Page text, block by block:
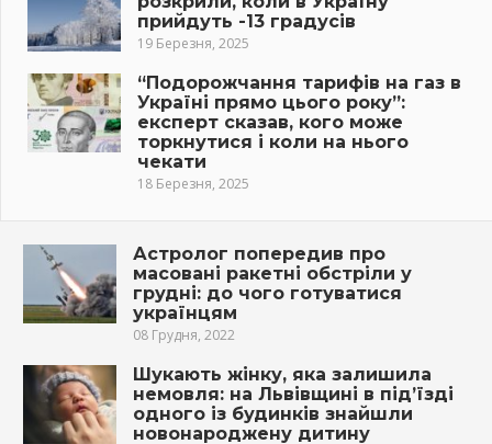
прийдуть -13 градусів
19 Березня, 2025
“Подорожчання тарифів на газ в
Україні прямо цього року”:
експерт сказав, кого може
торкнутися і коли на нього
чекати
18 Березня, 2025
Астролог попередив про
масовані ракетні обстріли у
грудні: до чого готуватися
українцям
08 Грудня, 2022
Шукають жінку, яка залишила
немовля: на Львівщині в під’їзді
одного із будинків знайшли
новонаpoджену дитину